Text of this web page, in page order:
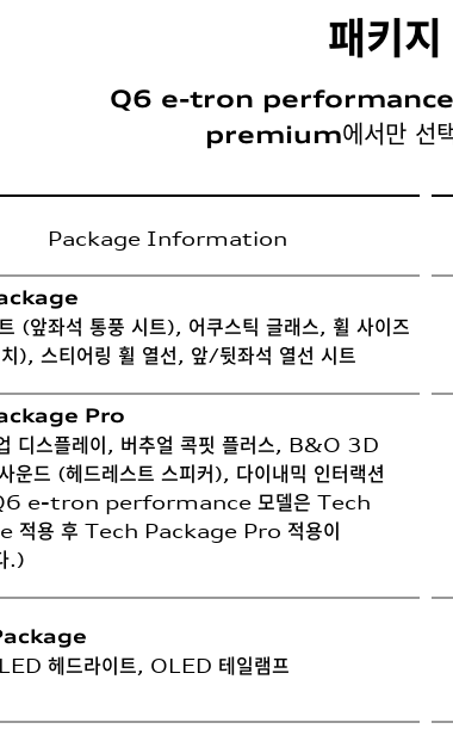
패키
Q6 e-tron performance
premium에서만 선
Package Information
(앞좌석 통풍 시트), 어쿠스틱 글래스, 휠 사이즈
), 스티어링 휠 열선, 앞/뒷좌석 열선 시트
Pro
디스플레이, 버추얼 콕핏 플러스, B&O 3D
운드 (헤드레스트 스피커), 다이내믹 인터랙션
e-tron performance 모델은 Tech
적용 후 Tech Package Pro 적용이
.)
헤드라이트, OLED 테일램프